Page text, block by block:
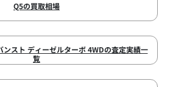
Q5の買取相場
スト ディーゼルターボ 4WDの査定実績一
覧